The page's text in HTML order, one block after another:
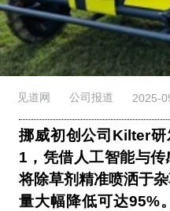
见道网 公司报道 2025-
挪威初创公司Kilter
1，凭借人工智能与
将除草剂精准喷洒于
量大幅降低可达95%